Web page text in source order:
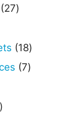
2727
1818
producten
77
1